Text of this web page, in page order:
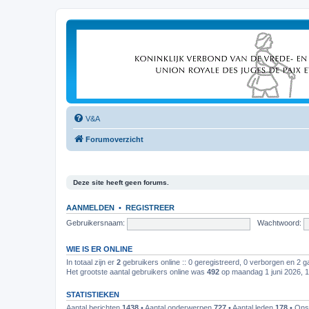
V&A
Forumoverzicht
Deze site heeft geen forums.
AANMELDEN • REGISTREER
Gebruikersnaam:
Wachtwoord:
WIE IS ER ONLINE
In totaal zijn er 2 gebruikers online :: 0 geregistreerd, 0 verborgen en 2
Het grootste aantal gebruikers online was 492 op maandag 1 juni 2026,
STATISTIEKEN
Aantal berichten 1438 • Aantal onderwerpen 727 • Aantal leden 178 •